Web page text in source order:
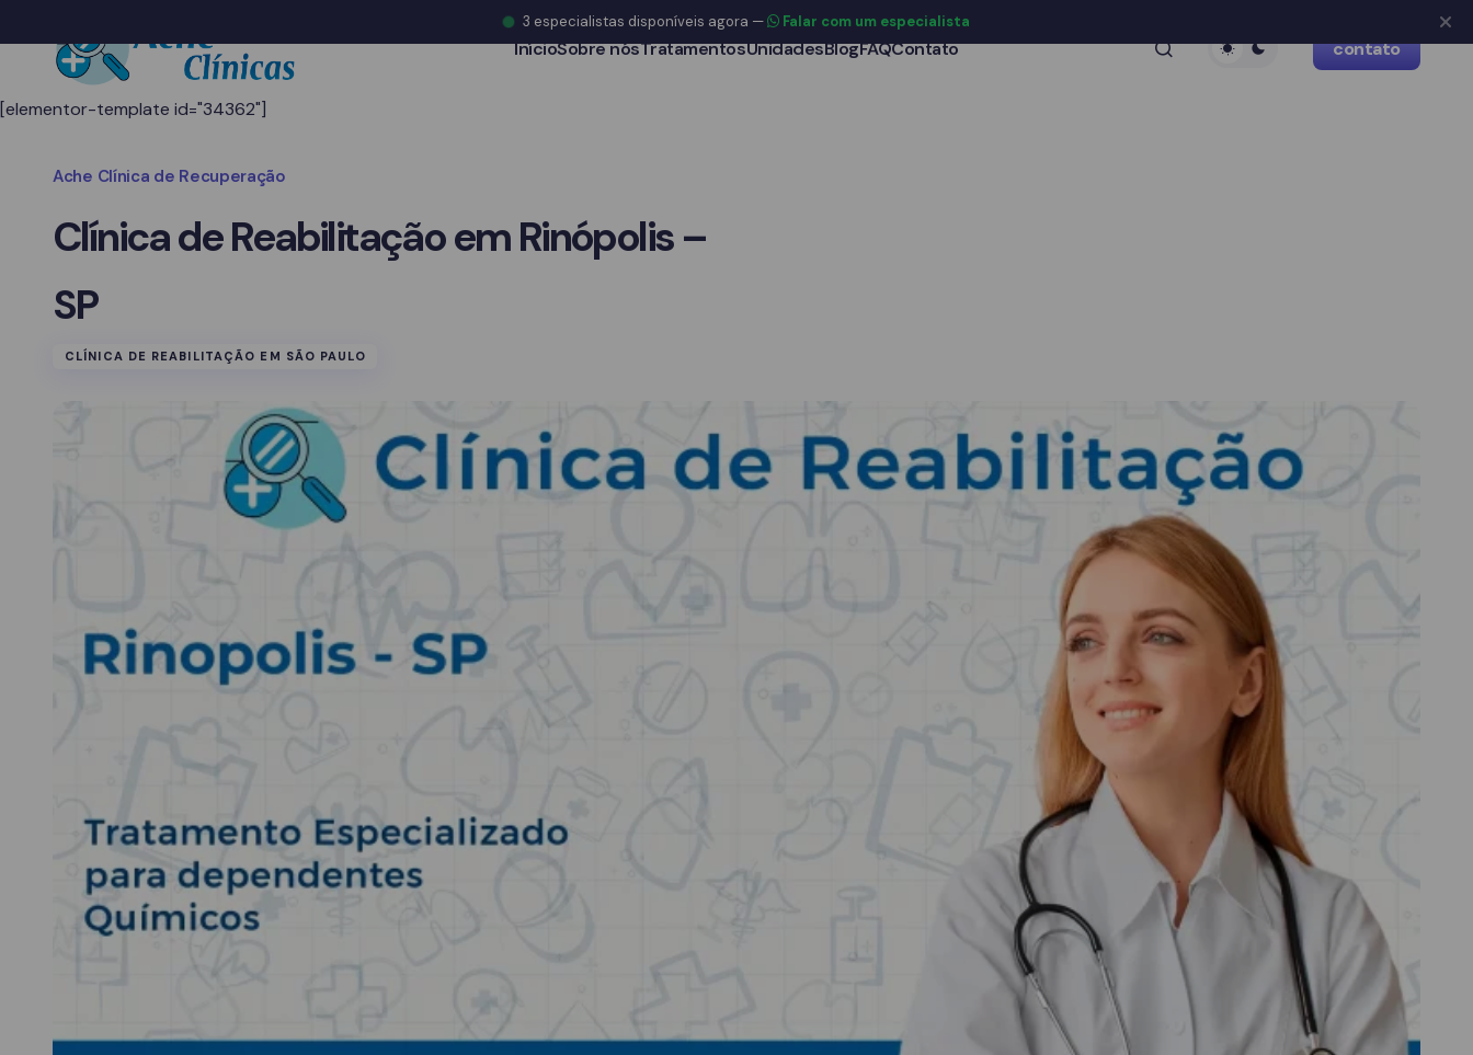
InícioSobre nósTratamentosUnidadesBlogFAQContato contato
[elementor-template id="34362"]
Ache Clínica de Recuperação
Clínica de Reabilitação em Rinópolis –
SP
CLÍNICA DE REABILITAÇÃO EM SÃO PAULO
3 especialistas disponíveis agora — Falar com um especialista